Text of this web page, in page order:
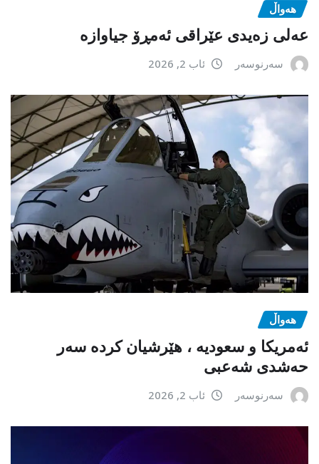
هەواڵ
عەلی زەیدی عێراقی ئەمڕۆ جیاوازە
سەرنوسەر ئاب 2, 2026
هەواڵ
ئەمریکا و سعودیە ، هێرشیان کردە سەر
حەشدی شەعبی
سەرنوسەر ئاب 2, 2026